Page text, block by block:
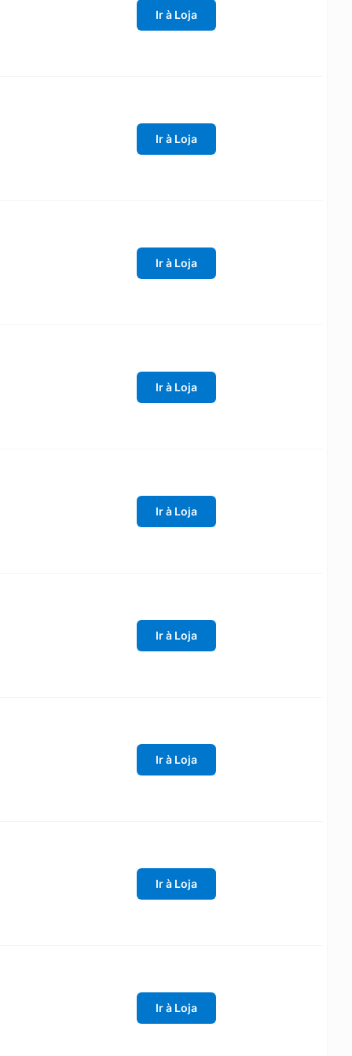
Ir à Loja
Ir à Loja
Ir à Loja
Ir à Loja
Ir à Loja
Ir à Loja
Ir à Loja
Ir à Loja
Ir à Loja